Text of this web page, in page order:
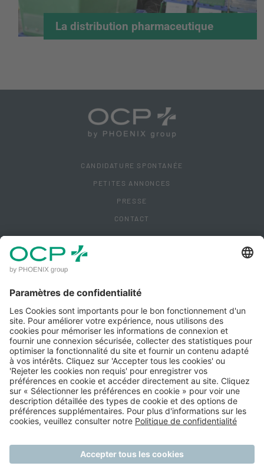
La distribution pharmaceutique
CANDIDATURE SPONTANÉE
PETITES ANNONCES
PRESSE
CONTACT
ACCÈS CLIENT
MENTIONS LÉGALES
POLITIQUE DE CONFIDENTIALITÉ
POLITIQUE QUALITÉ IPM
CONDITIONS GÉNÉRALES D'UTILISATION
GÉRER MES COOKIES